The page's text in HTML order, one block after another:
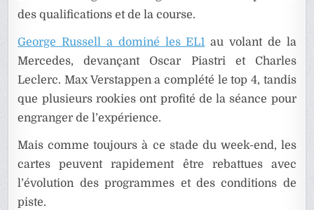
des qualifications et de la course.
George Russell a dominé les EL1 au volant de la
Mercedes, devançant Oscar Piastri et Charles
Leclerc. Max Verstappen a complété le top 4, tandis
que plusieurs rookies ont profité de la séance pour
engranger de l’expérience.
Mais comme toujours à ce stade du week-end, les
cartes peuvent rapidement être rebattues avec
l’évolution des programmes et des conditions de
piste.